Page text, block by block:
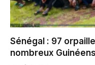
Sénégal : 97
nombreux